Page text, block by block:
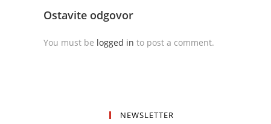
Ostavite odgovor
You must be logged in to post a comment.
NEWSLETTER